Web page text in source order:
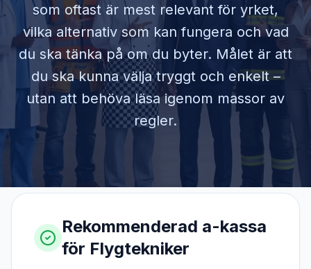
som oftast är mest relevant för yrket,
vilka alternativ som kan fungera och vad
du ska tänka på om du byter. Målet är att
du ska kunna välja tryggt och enkelt –
utan att behöva läsa igenom massor av
regler.
Rekommenderad a-kassa
för Flygtekniker